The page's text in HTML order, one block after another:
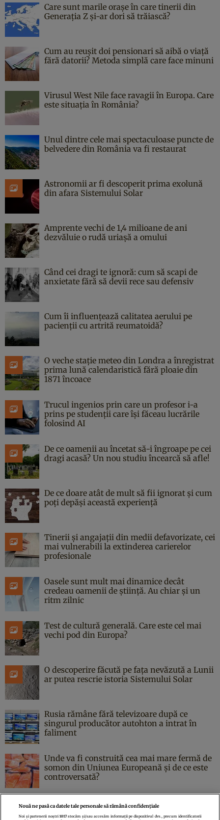
Care sunt marile orașe în care tinerii din
Generația Z și-ar dori să trăiască?
Cum au reușit doi pensionari să aibă o viață
fără datorii? Metoda simplă care face minuni
Virusul West Nile face ravagii în Europa. Care
este situația în România?
Unul dintre cele mai spectaculoase puncte de
belvedere din România va fi restaurat
Astronomii ar fi descoperit prima exolună
din afara Sistemului Solar
Amprente vechi de 1,4 milioane de ani
dezvăluie o rudă uriașă a omului
Când cei dragi te ignoră: cum să scapi de
anxietate fără să devii rece sau defensiv
Cum îi influențează calitatea aerului pe
pacienții cu artrită reumatoidă?
O veche stație meteo din Londra a înregistrat
prima lună calendaristică fără ploaie din
1871 încoace
Trucul ingenios prin care un profesor i-a
prins pe studenții care își făceau lucrările
folosind AI
De ce oamenii au încetat să-i îngroape pe cei
dragi acasă? Un nou studiu încearcă să afle!
De ce doare atât de mult să fii ignorat și cum
poți depăși această experiență
Tinerii și angajații din medii defavorizate, cei
mai vulnerabili la extinderea carierelor
profesionale
Oasele sunt mult mai dinamice decât
credeau oamenii de știință. Au chiar și un
ritm zilnic
Test de cultură generală. Care este cel mai
vechi pod din Europa?
O descoperire făcută pe fața nevăzută a Lunii
ar putea rescrie istoria Sistemului Solar
Rusia rămâne fără televizoare după ce
singurul producător autohton a intrat în
faliment
Unde va fi construită cea mai mare fermă de
somon din Uniunea Europeană și de ce este
controversată?
Nouă ne pasă ca datele tale personale să rămână confidențiale
Noi și partenerii noștri1017 stocăm și/sau accesăm informații pe dispozitivul dvs., precum identificatorii